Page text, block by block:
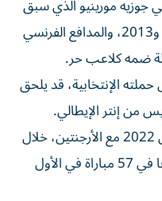
جوزيه مورينيو الذي سبق
له أن أشرف على الفريق بين 2010 و2013، والمدافع الفرنسي
ضمه كلاعب حر.
الإنتخابية، قد يلحق
من إنتر الإيطالي.
وتألق ألفاريز، المتوج بلقب مونديال 2022 مع الأرجنتين، خلال
موسميه مع أتلتيكو مسجلا 29 هدفا في 57 مباراة في الأول